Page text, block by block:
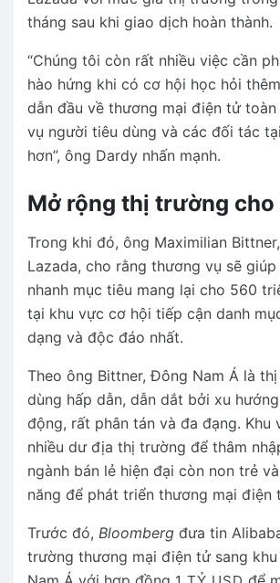
tháng sau khi giao dịch hoàn thành.
“Chúng tôi còn rất nhiều việc cần
hào hứng khi có cơ hội học hỏi
dẫn đầu về thương mại điện tử toàn
vụ người tiêu dùng và các đối tác
hơn”, ông Dardy nhấn mạnh.
Mở rộng thị trường cho
Trong khi đó, ông Maximilian
Lazada, cho rằng thương vụ sẽ
nhanh mục tiêu mang lại cho 560
tại khu vực cơ hội tiếp cận danh
dạng và độc đáo nhất.
Theo ông Bittner, Đông Nam Á là
dùng hấp dẫn, dẫn dắt bởi xu
động, rất phân tán và đa đạng. Khu
nhiều dư địa thị trường để thâm
ngành bán lẻ hiện đại còn non trẻ
năng để phát triển thương mại điện
Trước đó, Bloomberg đưa tin
trường thương mại điện tử sang